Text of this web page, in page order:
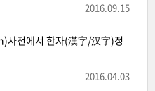
2016.09.15
전에서 한자(漢字/汉字)정
2016.04.03